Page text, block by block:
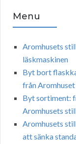
Menu
Aromhusets
läskmaskinen
Byt bort
från Aromhuset
Byt sortiment:
Aromhusets
Aromhusets
att sänka